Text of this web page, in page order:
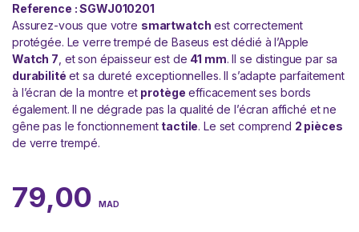
Reference : SGWJ010201
Assurez-vous que votre smartwatch est correctement
protégée. Le verre trempé de Baseus est dédié à l’Apple
Watch 7 , et son épaisseur est de 41 mm. Il se distingue par sa
durabilité et sa dureté exceptionnelles. Il s’adapte parfaitement
à l’écran de la montre et protège efficacement ses bords
également. Il ne dégrade pas la qualité de l’écran affiché et ne
gêne pas le fonctionnement tactile. Le set comprend 2 pièces
de verre trempé.
79,00MAD